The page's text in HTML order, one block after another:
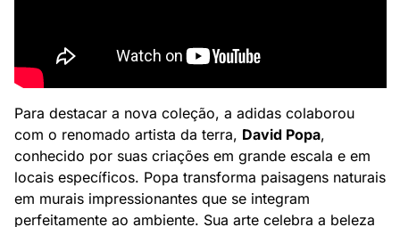
Para destacar a nova coleção, a adidas colaborou
com o renomado artista da terra, David Popa,
conhecido por suas criações em grande escala e em
locais específicos. Popa transforma paisagens naturais
em murais impressionantes que se integram
perfeitamente ao ambiente. Sua arte celebra a beleza